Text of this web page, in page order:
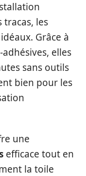
les
Grâce à
elles
sans outils
bien pour les
une
efficace tout en
la toile